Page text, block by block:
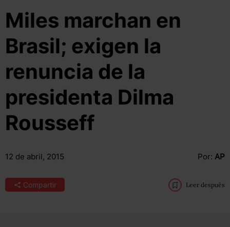
Miles marchan en
Brasil; exigen la
renuncia de la
presidenta Dilma
Rousseff
12 de abril, 2015 Por: AP
Compartir Leer después